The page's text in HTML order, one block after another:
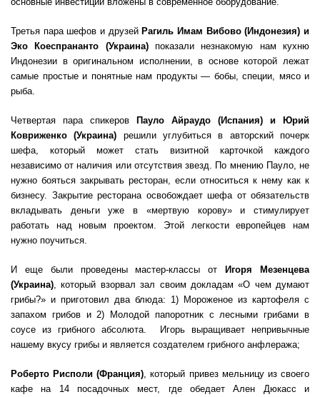
Третья пара шефов и друзей Рагиль Имам Вибово (Индонезия) и
Эко Коеспрананто (Украина)показали незнакомую нам кухню
Индонезии в оригинальном исполнении, в основе которой лежат
самые простые и понятные нам продукты — бобы, специи, мясо и
рыба.
Четвертая пара спикеров
Пауло Айраудо (Испания) и Юрий
Ковриженко (Украина) решили углубиться в авторский почерк
шефа, который может стать визитной карточкой каждого
независимо от наличия или отсутствия звезд. По мнению Пауло, не
нужно бояться закрывать ресторан, если относиться к нему как к
бизнесу. Закрытие ресторана освобождает шефа от обязательств
вкладывать деньги уже в «мертвую корову» и стимулирует
работать над новым проектом. Этой легкости европейцев нам
нужно поучиться.
И еще были проведены мастер-классы от
Игоря Мезенцева
(Украина), который взорвал зал своим докладам «О чем думают
грибы?» и приготовил два блюда: 1) Мороженое из картофеля с
запахом грибов и 2) Молодой папоротник с лесными грибами в
соусе из грибного абсолюта. Игорь выращивает непривычные
нашему вкусу грибы и является создателем грибного анфлеража;
Роберто Рисполи (Франция), который привез мельницу из своего
кафе на 14 посадочных мест, где обедает Ален Дюкасс и